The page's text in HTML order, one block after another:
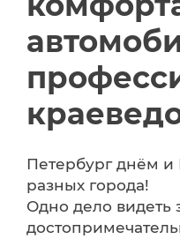
Петербург днём и
разных города!
Одно дело видеть